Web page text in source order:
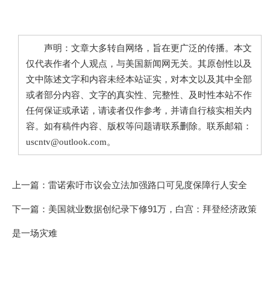
声明：文章大多转自网络，旨在更广泛的传播。本文
仅代表作者个人观点，与美国新闻网无关。其原创性以及
文中陈述文字和内容未经本站证实，对本文以及其中全部
或者部分内容、文字的真实性、完整性、及时性本站不作
任何保证或承诺，请读者仅作参考，并请自行核实相关内
容。如有稿件内容、版权等问题请联系删除。联系邮箱：
uscntv@outlook.com。
上一篇： 雷诺索吁市议会立法加强路口可见度保障行人安全
下一篇： 美国就业数据创纪录下修91万，白宫：拜登经济政策
是一场灾难